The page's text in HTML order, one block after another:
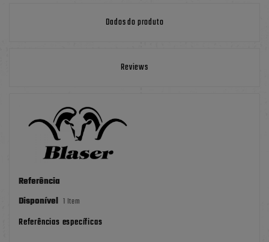
Dados do produto
Reviews
Referência
Disponível 1 Item
Referências específicas